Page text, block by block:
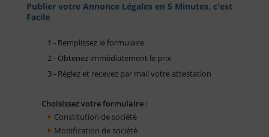
Publier votre Annonce Légales en 5 Minutes, c'est
Facile
1 - Remplissez le formulaire
2 - Obtenez immédiatement le prix
3 - Réglez et recevez par mail votre attestation
Choisissez votre formulaire :
Constitution de société
Modification de société